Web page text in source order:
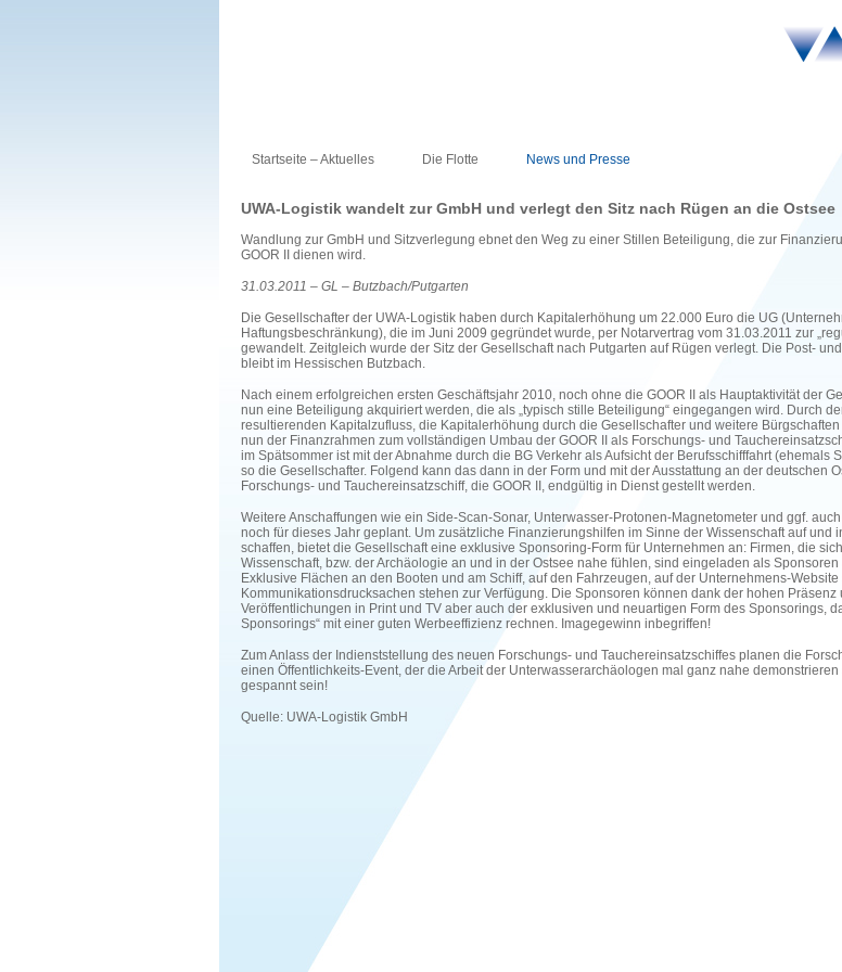
Startseite – Aktuelles Die Flotte News und Presse
UWA-Logistik wandelt zur GmbH und verlegt den Sitz nach Rügen an die Ostsee
Wandlung zur GmbH und Sitzverlegung ebnet den Weg zu einer Stillen Beteiligung, die zur
GOOR II dienen wird.
31.03.2011 – GL – Butzbach/Putgarten
Die Gesellschafter der UWA-Logistik haben durch Kapitalerhöhung um 22.000 Euro die UG
Haftungsbeschränkung), die im Juni 2009 gegründet wurde, per Notarvertrag vom 31.03.2011 zur
gewandelt. Zeitgleich wurde der Sitz der Gesellschaft nach Putgarten auf Rügen verlegt. Die Post-
bleibt im Hessischen Butzbach.
Nach einem erfolgreichen ersten Geschäftsjahr 2010, noch ohne die GOOR II als Hauptaktivität der
nun eine Beteiligung akquiriert werden, die als „typisch stille Beteiligung“ eingegangen wird. Durch
resultierenden Kapitalzufluss, die Kapitalerhöhung durch die Gesellschafter und weitere
nun der Finanzrahmen zum vollständigen Umbau der GOOR II als Forschungs- und
im Spätsommer ist mit der Abnahme durch die BG Verkehr als Aufsicht der Berufsschifffahrt (ehemals
so die Gesellschafter. Folgend kann das dann in der Form und mit der Ausstattung an der deutschen
Forschungs- und Tauchereinsatzschiff, die GOOR II, endgültig in Dienst gestellt werden.
Weitere Anschaffungen wie ein Side-Scan-Sonar, Unterwasser-Protonen-Magnetometer und ggf.
noch für dieses Jahr geplant. Um zusätzliche Finanzierungshilfen im Sinne der Wissenschaft auf und
schaffen, bietet die Gesellschaft eine exklusive Sponsoring-Form für Unternehmen an: Firmen, die
Wissenschaft, bzw. der Archäologie an und in der Ostsee nahe fühlen, sind eingeladen als Sponsoren
Exklusive Flächen an den Booten und am Schiff, auf den Fahrzeugen, auf der Unternehmens-
Kommunikationsdrucksachen stehen zur Verfügung. Die Sponsoren können dank der hohen Präsenz
Veröffentlichungen in Print und TV aber auch der exklusiven und neuartigen Form des Sponsorings,
Sponsorings“ mit einer guten Werbeeffizienz rechnen. Imagegewinn inbegriffen!
Zum Anlass der Indienststellung des neuen Forschungs- und Tauchereinsatzschiffes planen die
einen Öffentlichkeits-Event, der die Arbeit der Unterwasserarchäologen mal ganz nahe demonstrieren
gespannt sein!
Quelle: UWA-Logistik GmbH